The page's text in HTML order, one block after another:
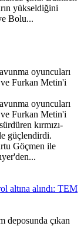
yükseldiğini
Bolu...
oyuncuları
Furkan Metin'i
oyuncuları
Furkan Metin'i
kırmızı-
güçlendirdi.
Göçmen ile
altına alındı: TEM
deposunda çıkan